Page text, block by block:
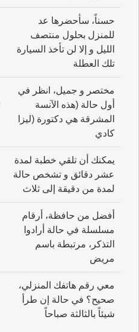
حسناً، سأحضرها عد
للمنزل بحلول منتصف
الليل و إلا لن تأخذ السيارة
تلك العطلة
مختصر و جميل، انظر في
أول حالة (هذه الآنسة
المشرقة هي دكتورة (ليزا
كادي
يمكنك أن تلقي خطبة لمدة
عشر دقائق و تشخص حالة
لمدة من دقيقة إلى ثلاث
أفضل من حافظة، أرقام
مسلسلة في حالة أرادوا
التذكر، مرتبطة باسم
مريض
معي رقم هاتفك المنزلي،
صحيح؟ في حالة إن طرأ
شيئاً بالثالثة صباحاً